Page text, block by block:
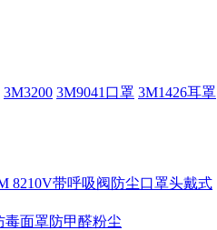
3M3200 3M9041口罩 3M1426耳罩
8210V带呼吸阀防尘口罩头戴式
毒面罩防甲醛粉尘